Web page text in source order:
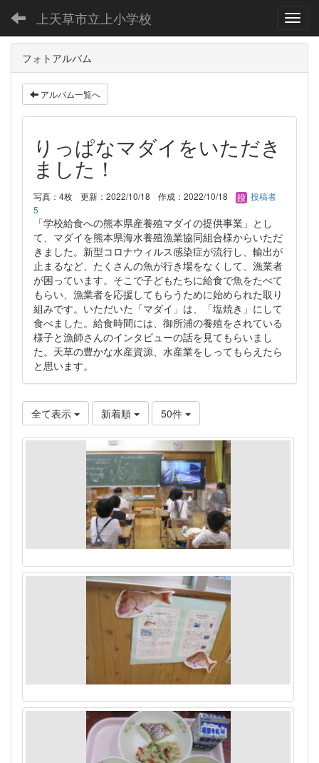
上天草市立上小学校
フォトアルバム
アルバム一覧へ
りっぱなマダイをいただき
ました！
写真：4枚 更新：2022/10/18 作成：2022/10/18
投稿者
5
「学校給食への熊本県産養殖マダイの提供事業」とし
て、マダイを熊本県海水養殖漁業協同組合様からいただ
きました。新型コロナウィルス感染症が流行し、輸出が
止まるなど、たくさんの魚が行き場をなくして、漁業者
が困っています。そこで子どもたちに給食で魚をたべて
もらい、漁業者を応援してもらうために始められた取り
組みです。いただいた「マダイ」は、「塩焼き」にして
食べました。給食時間には、御所浦の養殖をされている
様子と漁師さんのインタビューの話を見てもらいまし
た。天草の豊かな水産資源、水産業をしってもらえたら
と思います。
全て表示 新着順 50件